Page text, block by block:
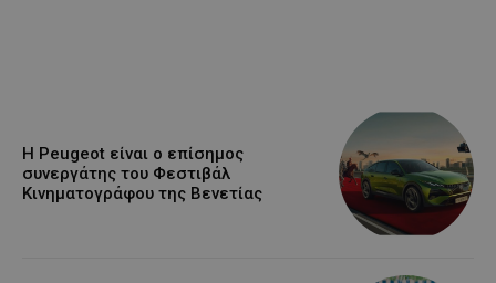
Η Peugeot είναι ο επίσημος
συνεργάτης του Φεστιβάλ
Κινηματογράφου της Βενετίας